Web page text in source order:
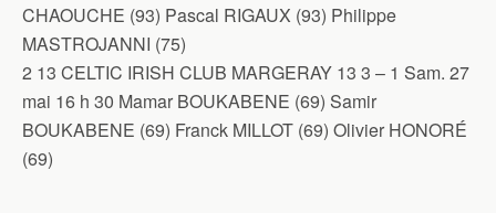
CHAOUCHE (93) Pascal RIGAUX (93) Philippe
MASTROJANNI (75)
2 13 CELTIC IRISH CLUB MARGERAY 13 3 – 1 Sam. 27
mai 16 h 30 Mamar BOUKABENE (69) Samir
BOUKABENE (69) Franck MILLOT (69) Olivier HONORÉ
(69)